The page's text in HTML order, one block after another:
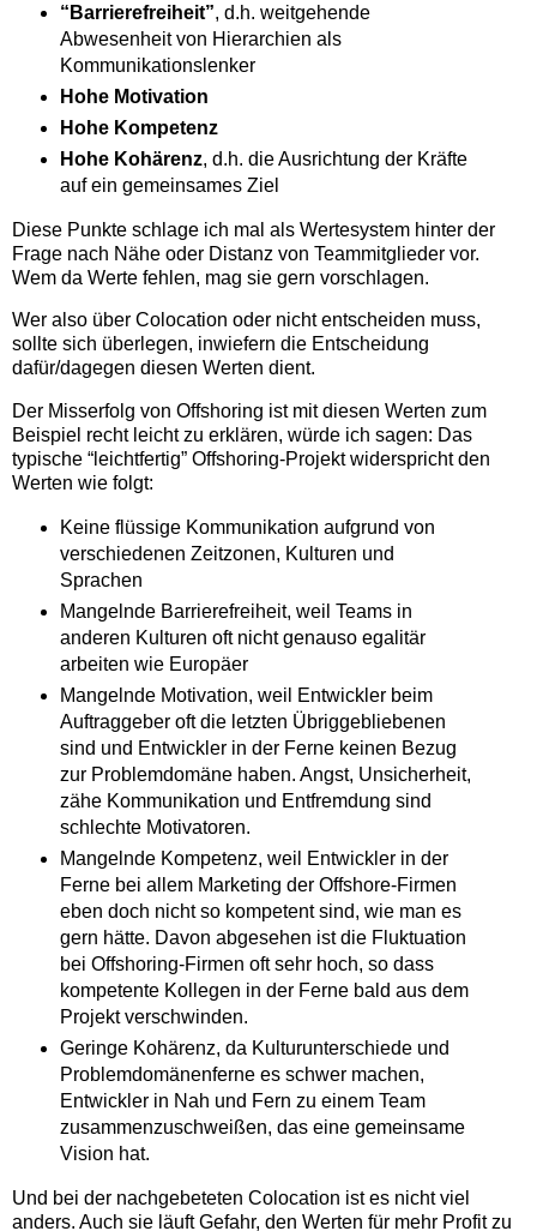
“Barrierefreiheit”, d.h. weitgehende
Abwesenheit von Hierarchien als
Kommunikationslenker
Hohe Motivation
Hohe Kompetenz
Hohe Kohärenz, d.h. die Ausrichtung der Kräfte
auf ein gemeinsames Ziel
Diese Punkte schlage ich mal als Wertesystem hinter der
Frage nach Nähe oder Distanz von Teammitglieder vor.
Wem da Werte fehlen, mag sie gern vorschlagen.
Wer also über Colocation oder nicht entscheiden muss,
sollte sich überlegen, inwiefern die Entscheidung
dafür/dagegen diesen Werten dient.
Der Misserfolg von Offshoring ist mit diesen Werten zum
Beispiel recht leicht zu erklären, würde ich sagen: Das
typische “leichtfertig” Offshoring-Projekt widerspricht den
Werten wie folgt:
Keine flüssige Kommunikation aufgrund von
verschiedenen Zeitzonen, Kulturen und
Sprachen
Mangelnde Barrierefreiheit, weil Teams in
anderen Kulturen oft nicht genauso egalitär
arbeiten wie Europäer
Mangelnde Motivation, weil Entwickler beim
Auftraggeber oft die letzten Übriggebliebenen
sind und Entwickler in der Ferne keinen Bezug
zur Problemdomäne haben. Angst, Unsicherheit,
zähe Kommunikation und Entfremdung sind
schlechte Motivatoren.
Mangelnde Kompetenz, weil Entwickler in der
Ferne bei allem Marketing der Offshore-Firmen
eben doch nicht so kompetent sind, wie man es
gern hätte. Davon abgesehen ist die Fluktuation
bei Offshoring-Firmen oft sehr hoch, so dass
kompetente Kollegen in der Ferne bald aus dem
Projekt verschwinden.
Geringe Kohärenz, da Kulturunterschiede und
Problemdomänenferne es schwer machen,
Entwickler in Nah und Fern zu einem Team
zusammenzuschweißen, das eine gemeinsame
Vision hat.
Und bei der nachgebeteten Colocation ist es nicht viel
anders. Auch sie läuft Gefahr, den Werten für mehr Profit zu